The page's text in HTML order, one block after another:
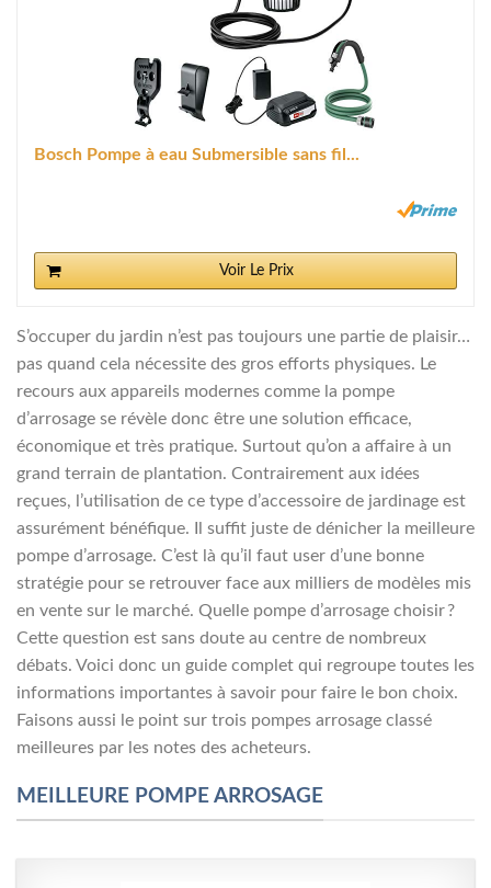
Bosch Pompe à eau Submersible sans fil...
Voir Le Prix
S’occuper du jardin n’est pas toujours une partie de plaisir…
pas quand cela nécessite des gros efforts physiques. Le
recours aux appareils modernes comme la pompe
d’arrosage se révèle donc être une solution efficace,
économique et très pratique. Surtout qu’on a affaire à un
grand terrain de plantation. Contrairement aux idées
reçues, l’utilisation de ce type d’accessoire de jardinage est
assurément bénéfique. Il suffit juste de dénicher la meilleure
pompe d’arrosage. C’est là qu’il faut user d’une bonne
stratégie pour se retrouver face aux milliers de modèles mis
en vente sur le marché. Quelle pompe d’arrosage choisir ?
Cette question est sans doute au centre de nombreux
débats. Voici donc un guide complet qui regroupe toutes les
informations importantes à savoir pour faire le bon choix.
Faisons aussi le point sur trois pompes arrosage classé
meilleures par les notes des acheteurs.
MEILLEURE POMPE ARROSAGE